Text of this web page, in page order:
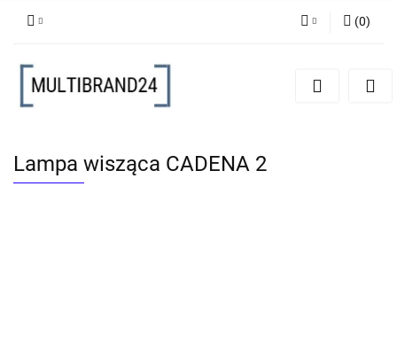
Zarejestruj się
(0)
Lampa wisząca CADENA 2